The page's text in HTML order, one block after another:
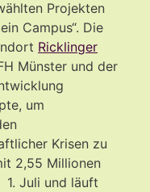
Projekten
Campus“. Die
Ricklinger
Münster und der
um
Krisen zu
2,55 Millionen
Juli und läuft